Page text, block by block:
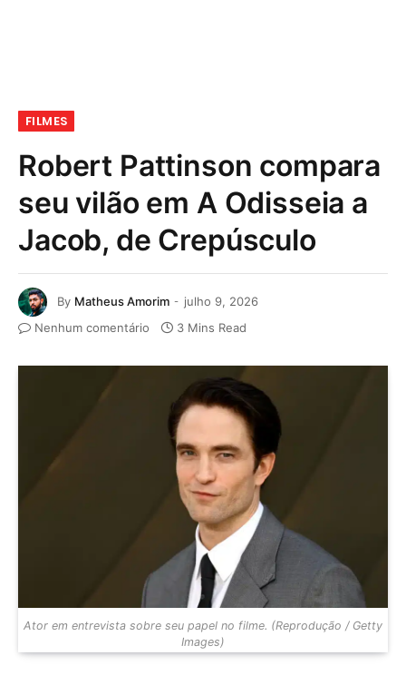
FILMES
Robert Pattinson compara
seu vilão em A Odisseia a
Jacob, de Crepúsculo
By Matheus Amorim
julho 9, 2026
Nenhum comentário
3 Mins Read
Ator em entrevista sobre seu papel no filme. (Reprodução / Getty
Images)